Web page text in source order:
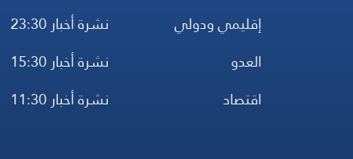
إقليمي ودولي
العدو
اقتصاد
نشرة أخبار 23:30
نشرة أخبار 15:30
نشرة أخبار 11:30